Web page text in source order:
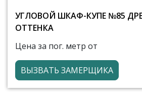
УГЛОВОЙ ШКАФ-КУПЕ №85
ОТТЕНКА
Цена за пог. метр от
ВЫЗВАТЬ ЗАМЕРЩИКА